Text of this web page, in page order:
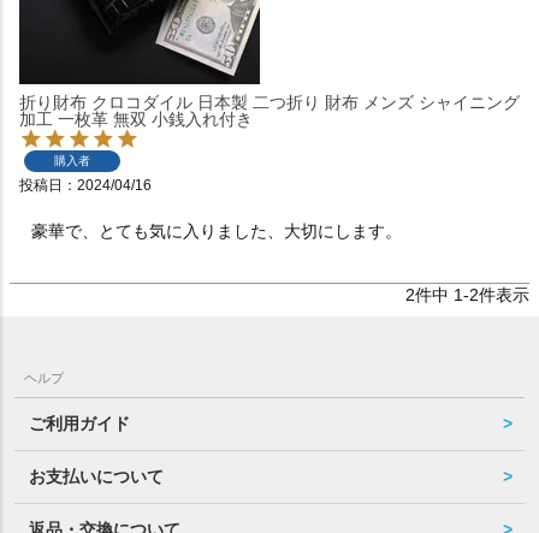
折り財布 クロコダイル 日本製 二つ折り 財布 メンズ シャイニング
加工 一枚革 無双 小銭入れ付き
購入者
投稿日 2024/04/16
豪華で、とても気に入りました、大切にします。
2件中 1-2件表示
ヘルプ
ご利用ガイド
お支払いについて